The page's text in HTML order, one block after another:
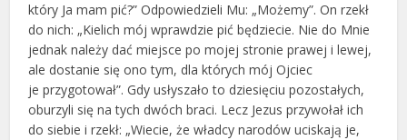
który Ja mam pić?” Odpowiedzieli Mu: „Możemy”. On rzekł
do nich: „Kielich mój wprawdzie pić będziecie. Nie do Mnie
jednak należy dać miejsce po mojej stronie prawej i lewej,
ale dostanie się ono tym, dla których mój Ojciec
je przygotował”. Gdy usłyszało to dziesięciu pozostałych,
oburzyli się na tych dwóch braci. Lecz Jezus przywołał ich
do siebie i rzekł: „Wiecie, że władcy narodów uciskają je,